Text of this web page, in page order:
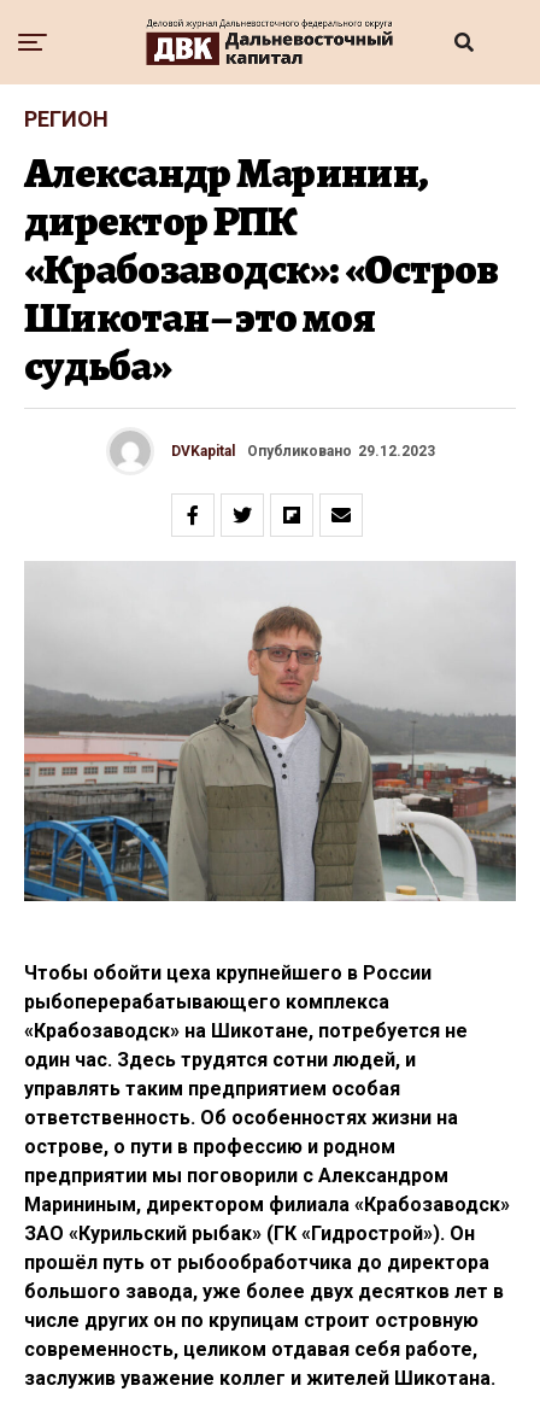
РЕГИОН
Александр Маринин,
директор РПК
«Крабозаводск»: «Остров
Шикотан – это моя
судьба»
DVKapital Опубликовано 29.12.2023
Чтобы обойти цеха крупнейшего в России
рыбоперерабатывающего комплекса
«Крабозаводск» на Шикотане, потребуется не
один час. Здесь трудятся сотни людей, и
управлять таким предприятием особая
ответственность. Об особенностях жизни на
острове, о пути в профессию и родном
предприятии мы поговорили с Александром
Марининым, директором филиала «Крабозаводск»
ЗАО «Курильский рыбак» (ГК «Гидрострой»). Он
прошёл путь от рыбообработчика до директора
большого завода, уже более двух десятков лет в
числе других он по крупицам строит островную
современность, целиком отдавая себя работе,
заслужив уважение коллег и жителей Шикотана.